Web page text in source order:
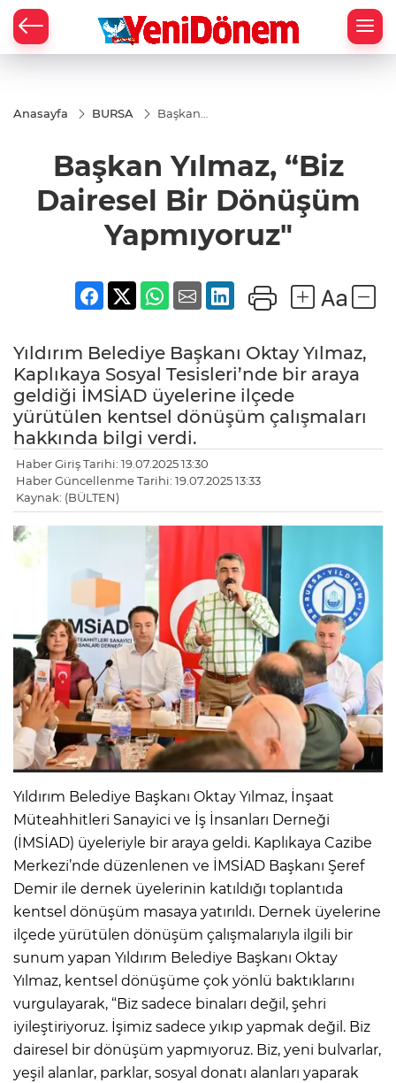
Anasayfa BURSA
Başkan
Dönüşüm
Yapmıyoruz"
Başkan Yılmaz, “Biz
Dairesel Bir Dönüşüm
Yapmıyoruz"
Yıldırım Belediye Başkanı Oktay Yılmaz,
Kaplıkaya Sosyal Tesisleri’nde bir araya
geldiği İMSİAD üyelerine ilçede
yürütülen kentsel dönüşüm çalışmaları
hakkında bilgi verdi.
Haber Giriş Tarihi: 19.07.2025 13:30
Haber Güncellenme Tarihi: 19.07.2025 13:33
Kaynak: (BÜLTEN)
Yıldırım Belediye Başkanı Oktay Yılmaz, İnşaat
Müteahhitleri Sanayici ve İş İnsanları Derneği
(İMSİAD) üyeleriyle bir araya geldi. Kaplıkaya Cazibe
Merkezi’nde düzenlenen ve İMSİAD Başkanı Şeref
Demir ile dernek üyelerinin katıldığı toplantıda
kentsel dönüşüm masaya yatırıldı. Dernek üyelerine
ilçede yürütülen dönüşüm çalışmalarıyla ilgili bir
sunum yapan Yıldırım Belediye Başkanı Oktay
Yılmaz, kentsel dönüşüme çok yönlü baktıklarını
vurgulayarak, “Biz sadece binaları değil, şehri
iyileştiriyoruz. İşimiz sadece yıkıp yapmak değil. Biz
dairesel bir dönüşüm yapmıyoruz. Biz, yeni bulvarlar,
yeşil alanlar, parklar, sosyal donatı alanları yaparak